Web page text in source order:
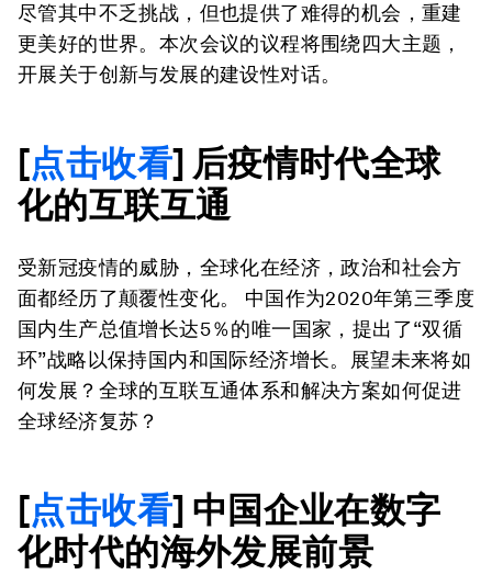
尽管其中不乏挑战，但也提供了难得的机会，重建
更美好的世界。本次会议的议程将围绕四大主题，
开展关于创新与发展的建设性对话。
[点击收看] 后疫情时代全球
化的互联互通
受新冠疫情的威胁，全球化在经济，政治和社会方
面都经历了颠覆性变化。 中国作为2020年第三季度
国内生产总值增长达5％的唯一国家，提出了“双循
环”战略以保持国内和国际经济增长。展望未来将如
何发展？全球的互联互通体系和解决方案如何促进
全球经济复苏？
[点击收看] 中国企业在数字
化时代的海外发展前景